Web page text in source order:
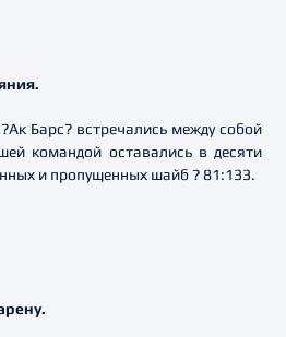
Барс? встречались между собой
командой оставались в десяти
и пропущенных шайб ? 81:133.